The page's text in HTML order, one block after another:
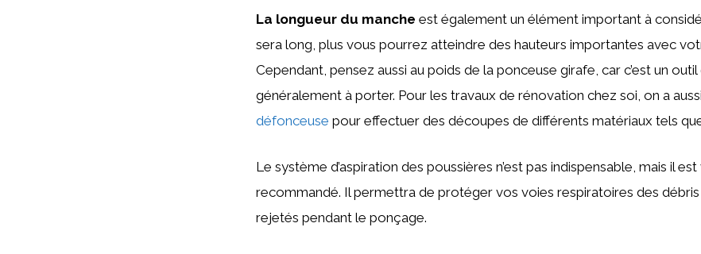
La longueur du manche est également un élément important à
sera long, plus vous pourrez atteindre des hauteurs importantes avec
Cependant, pensez aussi au poids de la ponceuse girafe, car c’est un
généralement à porter. Pour les travaux de rénovation chez soi, on a
défonceuse pour effectuer des découpes de différents matériaux tels que
Le système d’aspiration des poussières n’est pas indispensable, mais il
recommandé. Il permettra de protéger vos voies respiratoires des
rejetés pendant le ponçage.